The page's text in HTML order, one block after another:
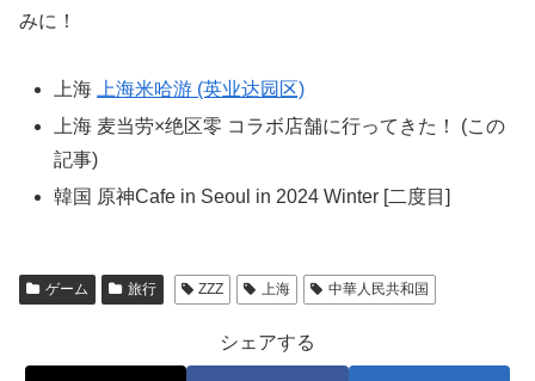
みに！
上海
上海米哈游 (英业达园区)
上海 麦当劳×绝区零 コラボ店舗に行ってきた！ (この
記事)
韓国 原神Cafe in Seoul in 2024 Winter [二度目]
ゲーム 旅行 ZZZ 上海 中華人民共和国
シェアする